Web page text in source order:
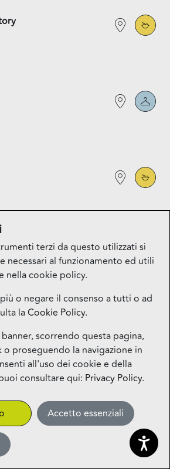
– Coming
terzi da questo utilizzati si
necessari al funzionamento ed utili
nella cookie policy.
o negare il consenso a tutti o ad
laCookie Policy.
scorrendo questa pagina,
o proseguendo la navigazione in
all'uso dei cookie e della
consultare qui: Privacy Policy.
Accetto essenziali